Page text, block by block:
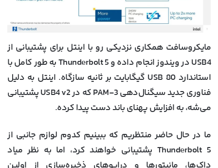
مایکروسافت همکاری نزدیکی رو با اینتل برای پشتیبانی از
USB4 در ویندوز انجام داده و Thunderbolt 5 به طور کامل با
استاندارد USB 80 گیگابایت بر ثانیه سازگاه. اینتل به دلیل
فناوری جدید سیگنال‌دهی PAM-3 که در USB4 v2 پشتیبانی
می‌شه، به افزایش پهنای باند دست پیدا کرده.
ما در حال حاضر منتظریم که ببینیم کدوم لوازم جانبی از
Thunderbolt 5 پشتیبانی خواهند کرد، اما به نظر میاد